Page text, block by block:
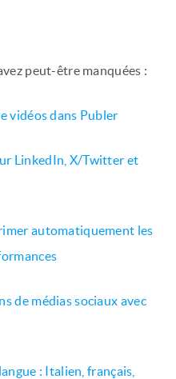
peut-être manquées :
vidéos dans Publer
LinkedIn, X/Twitter et
automatiquement les
de médias sociaux avec
: Italien, français,